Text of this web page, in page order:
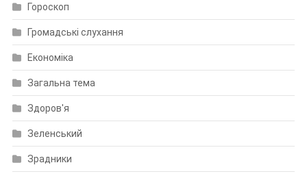
Гороскоп
Громадські слухання
Економіка
Загальна тема
Здоров'я
Зеленський
Зрадники